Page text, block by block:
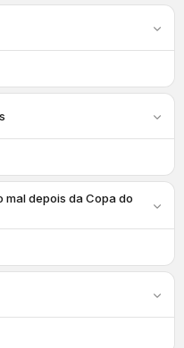
mal depois da Copa do